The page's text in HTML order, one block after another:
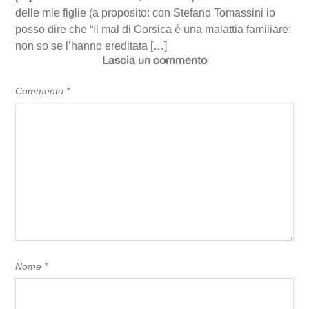
delle mie figlie (a proposito: con Stefano Tomassini io
posso dire che “il mal di Corsica è una malattia familiare:
non so se l’hanno ereditata […]
Lascia un commento
Commento *
Nome *